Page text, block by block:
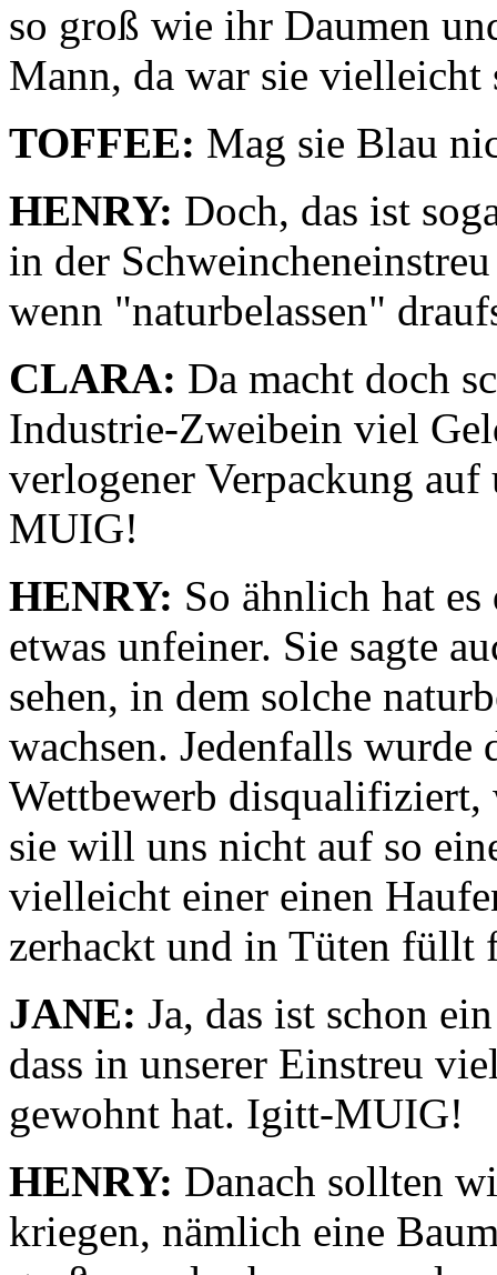
so groß wie ihr Daumen
Mann, da war sie vielleicht
TOFFEE: Mag sie Blau
HENRY: Doch, das ist
in der
wenn "naturbelassen"
CLARA: Da macht doch
Industrie-Zweibein viel
verlogener Verpackung
MUIG!
HENRY: So ähnlich hat
etwas unfeiner. Sie sagte
sehen, in dem solche
wachsen. Jedenfalls wurde
Wettbewerb
sie will uns nicht auf so
vielleicht einer einen
zerhackt und in Tüten füllt
JANE: Ja, das ist schon
dass in unserer Einstreu
gewohnt hat. Igitt-MUIG!
HENRY: Danach sollten
kriegen, nämlich eine